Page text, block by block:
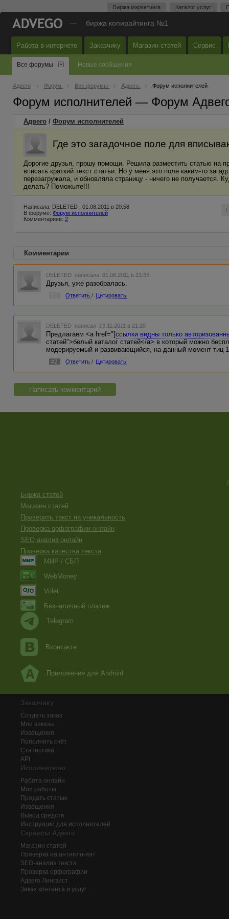
Биржа маркетинга Каталог услуг
— биржа копирайтинга №1
Работа в интернете Заказчику Магазин статей Сервис
Все форумы Новые сообщения
Адвего Форум Все форумы Адвего Форум исполнителей
Форум исполнителей — Форум
Адвего / Форум исполнителей
Где это загадочное поле для
Дорогие друзья, прошу помощи. Решила разместить статью на
вписать краткий текст статьи. Но у меня это поле каким-то
перезагружала, и обновляла страницу - ничего не получается.
делать? Поможыте!!!
Написала: DELETED , 01.08.2011 в 20:58
В форуме: Форум исполнителей
Комментариев: 2
Комментарии
DELETED написала 01.08.2011 в 21:33
Друзья, уже разобралась.
Ответить / Цитировать
DELETED написал 13.11.2011 в 21:20
Предлагаем <a href="[ссылки видны только
статей">белый каталог статей</a> в который можно
модерируемый и развивающийся, на данный момент тиц
#2 Ответить / Цитировать
Написать комментарий
Биржа статей
Магазин статей
Проверить текст на уникальность
Проверка орфографии онлайн
SEO анализ онлайн
Проверка качества текста
МИР / СБП
WebMoney
Volet
Безналичный платеж
Telegram
Вконтакте
Приложение для Android
Заказчику
Создать заказ
Мои заказы
Извещения
Пополнить счёт
Статистика
API
Исполнителю
Работа онлайн
Мои работы
Продать статью
Извещения
Вывод средств
Инструкции для исполнителей
Сервисы Адвего
Магазин статей
Проверка на антиплагиат
SEO-анализ текста
Проверка орфографии
Адвего Лингвист
Заказ контента и услуг